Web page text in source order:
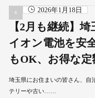
2026年1月18日
【2月も継続】
イオン電池を安
もOK、お得な
埼玉県にお住まいの皆さん、自
テリーや古い……